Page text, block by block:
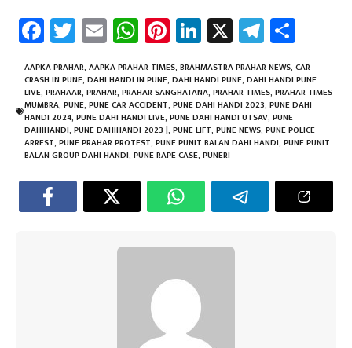
Fa
ce
b
o
ok
T
wi
tt
er
E
m
ail
W
h
at
sA
p
p
Pi
nt
er
es
t
Li
nk
e
dI
n
X Te
le
gr
a
m
ar
e
AAPKA PRAHAR, AAPKA PRAHAR TIMES, BRAHMASTRA PRAHAR NEWS, CAR
CRASH IN PUNE, DAHI HANDI IN PUNE, DAHI HANDI PUNE, DAHI HANDI PUNE
LIVE, PRAHAAR, PRAHAR, PRAHAR SANGHATANA, PRAHAR TIMES, PRAHAR TIMES
MUMBRA, PUNE, PUNE CAR ACCIDENT, PUNE DAHI HANDI 2023, PUNE DAHI
HANDI 2024, PUNE DAHI HANDI LIVE, PUNE DAHI HANDI UTSAV, PUNE
DAHIHANDI, PUNE DAHIHANDI 2023 |, PUNE LIFT, PUNE NEWS, PUNE POLICE
ARREST, PUNE PRAHAR PROTEST, PUNE PUNIT BALAN DAHI HANDI, PUNE PUNIT
BALAN GROUP DAHI HANDI, PUNE RAPE CASE, PUNERI